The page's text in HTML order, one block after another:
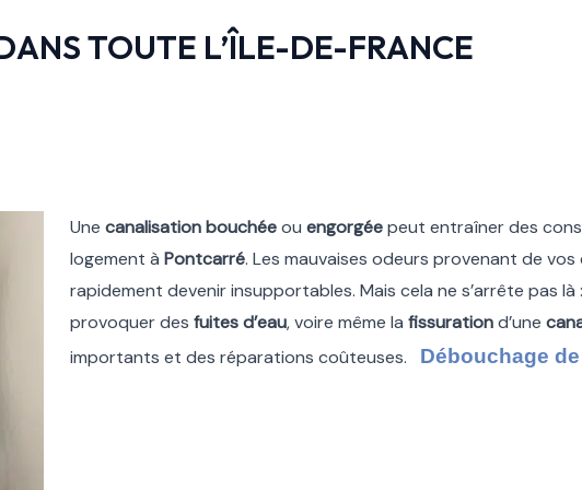
TOUTE L’ÎLE-DE-FRANCE
Une canalisation bouchéeou engorgéepeut entraîner des
logement à Pontcarré. Les mauvaises odeurs provenant de
rapidement devenir insupportables. Mais cela ne s’arrête pas
provoquer des fuites d’eau, voire même la fissurationd’une
importants et des réparations coûteuses. Débouchage